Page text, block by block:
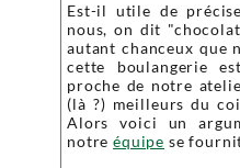
Est-il utile de
nous, on dit
autant chanceux que
cette boulangerie
proche de notre
(là ?) meilleurs du
Alors voici un
notreéquipe se